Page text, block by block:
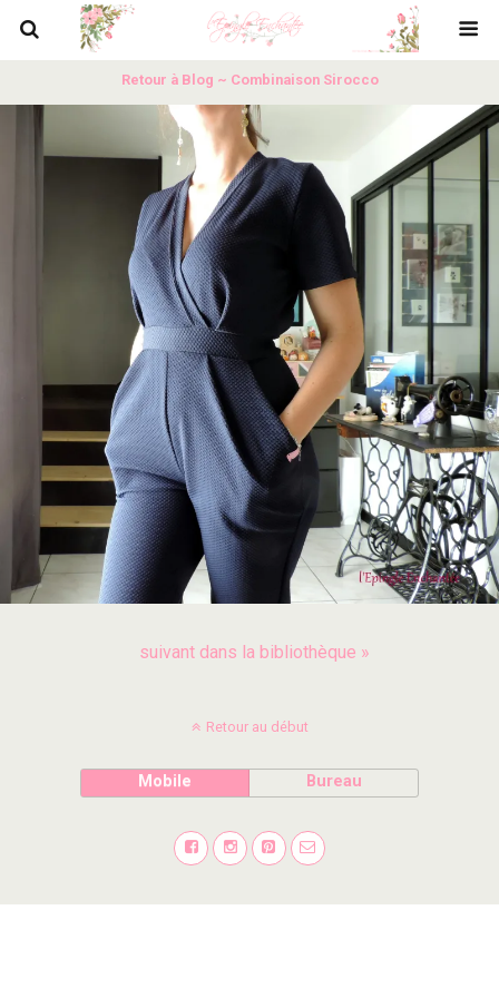
Retour à Blog ~ Combinaison Sirocco
suivant dans la bibliothèque »
Retour au début
Mobile Bureau